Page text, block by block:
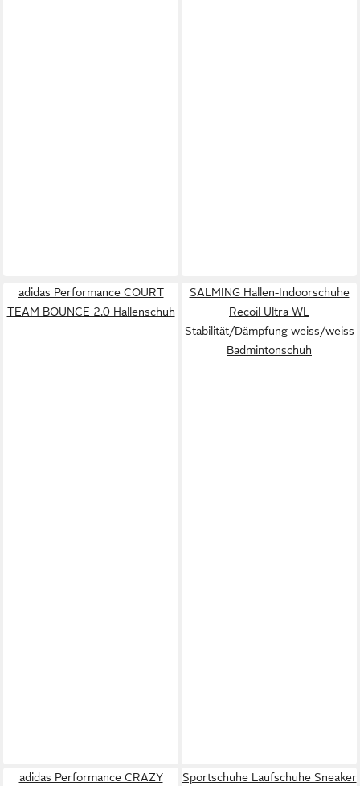
adidas Performance COURT
TEAM BOUNCE 2.0 Hallenschuh
SALMING Hallen-Indoorschuhe
Recoil Ultra WL
Stabilität/Dämpfung weiss/weiss
Badmintonschuh
adidas Performance CRAZY
Sportschuhe Laufschuhe Sneaker